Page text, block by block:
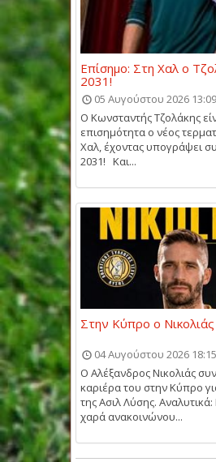
Επίσημο: Στη Χαλ ο
2031!
05 Αυγούστου 2026 13:09
O Kωνσταντής Τζολάκης
επισημότητα ο νέος
Χαλ, έχοντας υπογράψει
2031! Και...
Στην Κύπρο ο Νικολιάς
04 Αυγούστου 2026 18:15
Ο Αλέξανδρος Νικολιάς
καριέρα του στην Κύπρο
της Ασιλ Λύσης. Αναλυτικά:
χαρά ανακοινώνου...